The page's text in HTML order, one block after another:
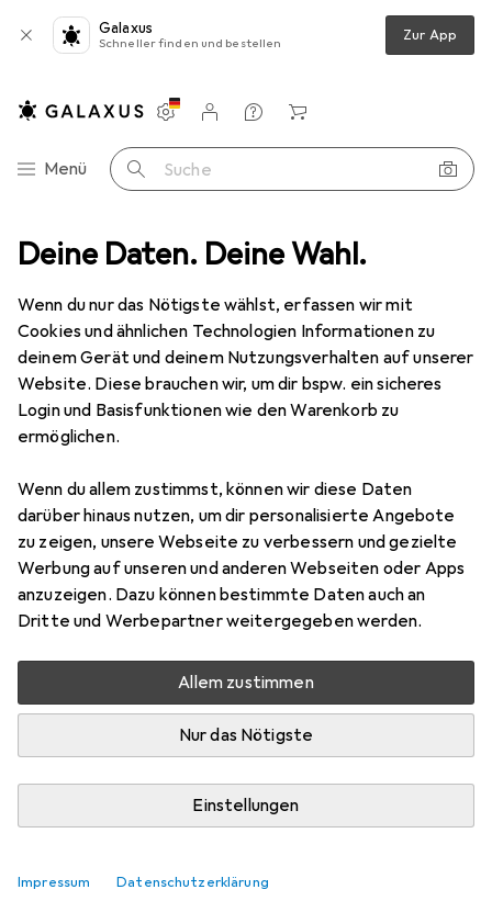
Deine Daten. Deine Wahl.
Wenn du nur das Nötigste wählst, erfassen wir mit
Cookies und ähnlichen Technologien Informationen zu
deinem Gerät und deinem Nutzungsverhalten auf unserer
Website. Diese brauchen wir, um dir bspw. ein sicheres
Login und Basisfunktionen wie den Warenkorb zu
ermöglichen.
Wenn du allem zustimmst, können wir diese Daten
darüber hinaus nutzen, um dir personalisierte Angebote
zu zeigen, unsere Webseite zu verbessern und gezielte
Werbung auf unseren und anderen Webseiten oder Apps
anzuzeigen. Dazu können bestimmte Daten auch an
Dritte und Werbepartner weitergegeben werden.
Allem zustimmen
Nur das Nötigste
Einstellungen
Impressum Datenschutzerklärung
Galaxus
Schneller finden und bestellen Zur App
Navigation nach Kategorien
Menü Suche
Einstellungen
Kundenkonto
Vergleichslisten
Merklisten
Warenkorb
Kabel Videokabel StarTech 6ft Mdp To Dvi Cable
2 Bilder
StarTech6ft Mdp To Dvi Cable
Preis in EUR inkl. MwSt.
EUR
39,05
11
Bewertungen Marke
Mehr von StarTech
Zwischen Di, 11.8. und Do, 13.8. geliefert
Mehr als 10 Stück an Lager beim Lieferanten
Lieferort angeben für genaue Lieferzeit
In den Warenkorb